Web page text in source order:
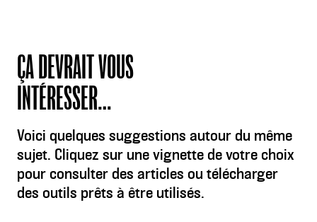
ÇA DEVRAIT VOUS
INTÉRESSER…
Voici quelques suggestions autour du même
sujet. Cliquez sur une vignette de votre choix
pour consulter des articles ou télécharger
des outils prêts à être utilisés.